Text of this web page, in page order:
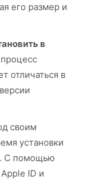
его размер и
в
отличаться в
своим
установки
С помощью
ID и